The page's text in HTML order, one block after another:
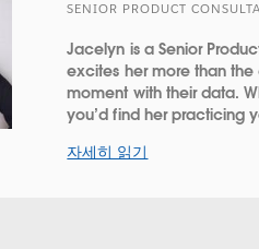
SENIOR PRODUCT
Jacelyn is a Senior
excites her more than
moment with their data.
you’d find her practicing
자세히 읽기